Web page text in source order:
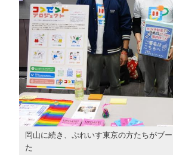
岡山に続き、ぷれいす東京の方たちがブ
た